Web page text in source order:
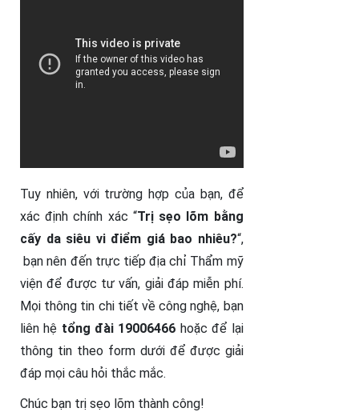
Tuy nhiên, với trường hợp của bạn, để
xác định chính xác “Trị sẹo lõm bằng
cấy da siêu vi điểm giá bao nhiêu?“,
bạn nên đến trực tiếp địa chỉ Thẩm mỹ
viện để được tư vấn, giải đáp miễn phí.
Mọi thông tin chi tiết về công nghệ, bạn
liên hệ tổng đài 19006466 hoặc để lại
thông tin theo form dưới để được giải
đáp mọi câu hỏi thắc mắc.
Chúc bạn trị sẹo lõm thành công!